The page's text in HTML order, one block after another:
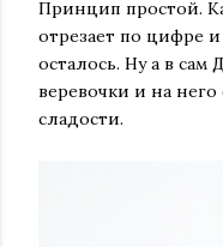
Принцип простой.
отрезает по цифре
осталось. Ну а в сам
веревочки и на
сладости.